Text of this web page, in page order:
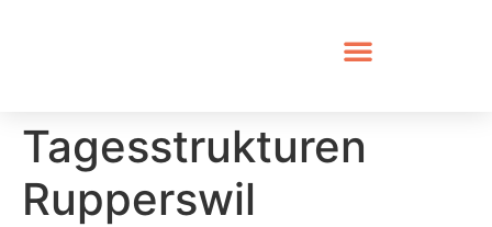
Tagesstrukturen
Rupperswil